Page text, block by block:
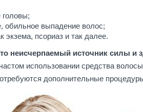
головы;
обильное выпадение волос;
экзема, псориаз и так далее.
неисчерпаемый источник силы и
использовании средства
дополнительные